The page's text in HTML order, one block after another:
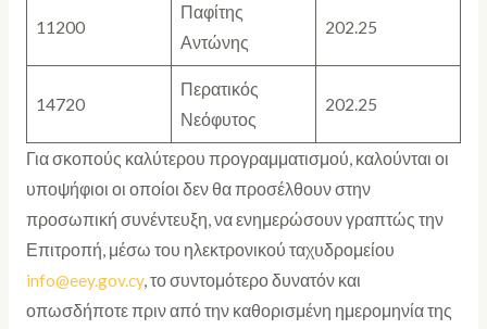
11200
Παφίτης
Αντώνης
202.25
14720
Περατικός
Νεόφυτος
202.25
Για σκοπούς καλύτερου προγραμματισμού, καλούνται οι
υποψήφιοι οι οποίοι δεν θα προσέλθουν στην
προσωπική συνέντευξη, να ενημερώσουν γραπτώς την
Επιτροπή, μέσω του ηλεκτρονικού ταχυδρομείου
info@eey.gov.cy, το συντομότερο δυνατόν και
οπωσδήποτε πριν από την καθορισμένη ημερομηνία της